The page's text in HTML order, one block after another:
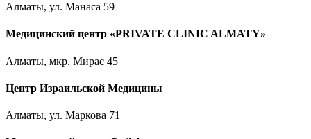
Алматы, ул. Манаса 59
Медицинский центр «PRIVATE CLINIC ALMATY»
Алматы, мкр. Мирас 45
Центр Израильской Медицины
Алматы, ул. Маркова 71